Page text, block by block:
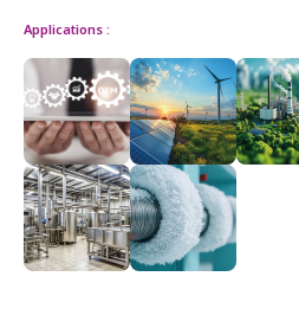
Applications :